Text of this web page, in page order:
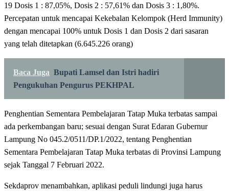
19 Dosis 1 : 87,05%, Dosis 2 : 57,61% dan Dosis 3 : 1,80%.
Percepatan untuk mencapai Kekebalan Kelompok (Herd Immunity)
dengan mencapai 100% untuk Dosis 1 dan Dosis 2 dari sasaran
yang telah ditetapkan (6.645.226 orang)
Baca Juga Bupati Lamsel dan Istri hadiri
Pengukuhan Pengurus PEKHPAL
Penghentian Sementara Pembelajaran Tatap Muka terbatas sampai
ada perkembangan baru; sesuai dengan Surat Edaran Gubernur
Lampung No 045.2/0511/DP.1/2022, tentang Penghentian
Sementara Pembelajaran Tatap Muka terbatas di Provinsi Lampung
sejak Tanggal 7 Februari 2022.
Sekdaprov menambahkan, aplikasi peduli lindungi juga harus